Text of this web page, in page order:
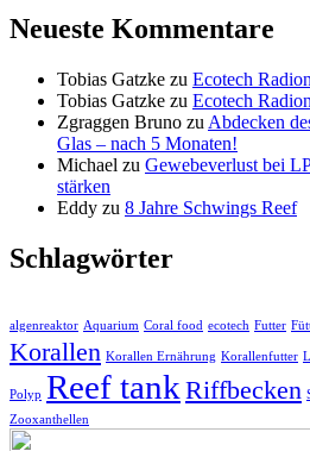
Neueste Kommentare
Tobias Gatzke zu Ecotech
Tobias Gatzke zu Ecotech
Zgraggen Bruno zu Abdecken
Glas – nach 5 Monaten!
Michael zu Gewebeverlust bei
stärken
Eddy zu 8 Jahre Schwings Reef
Schlagwörter
algenreaktor Aquarium Coral food ecotech Futter
Korallen Korallen Ernährung Korallenfutter
Polyp Reef tank Riffbecken
Zooxanthellen